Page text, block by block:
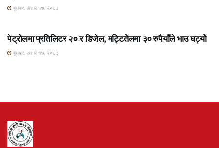
बुधबार, असार १७, २०८३
पेट्रोलमा प्रतिलिटर २० र डिजेल, मट्टितेलमा ३० रुपैयाँले भाउ घट्यो
बुधबार, असार १७, २०८३